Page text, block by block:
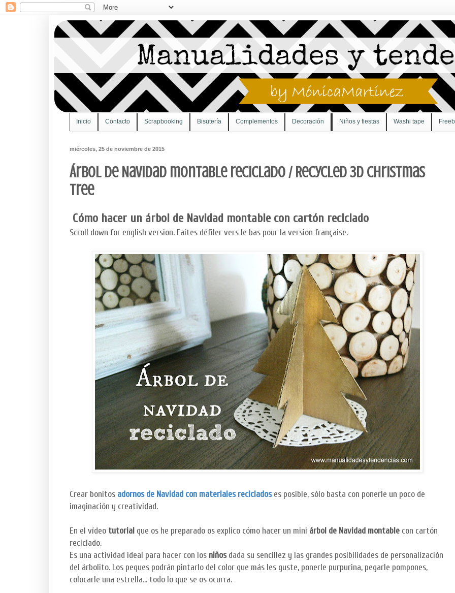
Inicio Contacto Scrapbooking Bisutería Complementos Decoración Niños y fiestas Washi tape
miércoles, 25 de noviembre de 2015
Árbol de Navidad montable reciclado / Recycled 3D Christmas
tree
Cómo hacer un árbol de Navidad montable con cartón reciclado
Scroll down for english version. Faites défiler vers le bas pour la version française.
Crear bonitos adornos de Navidad con materiales recicladoses posible, sólo basta con ponerle un poco de
imaginación y creatividad.
En el vídeo tutorial que os he preparado os explico cómo hacer un mini árbol de Navidad montable con cartón
reciclado.
Es una actividad ideal para hacer con los niñosdada su sencillez y las grandes posibilidades de personalización
del árbolito. Los peques podrán pintarlo del color que más les guste, ponerle purpurina, pegarle pompones,
colocarle una estrella... todo lo que se os ocurra.